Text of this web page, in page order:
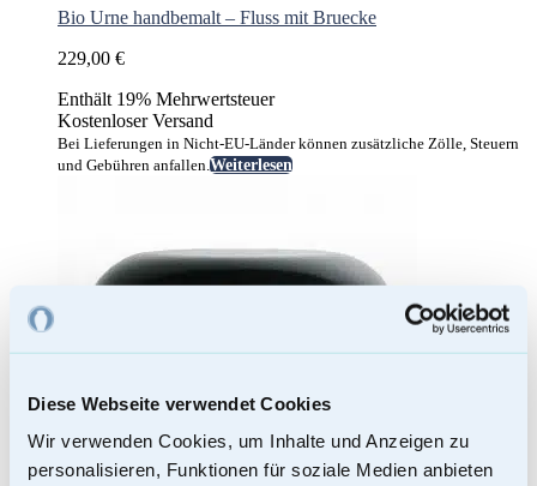
Diese Webseite verwendet Cookies
Wir verwenden Cookies, um Inhalte und Anzeigen zu
personalisieren, Funktionen für soziale Medien anbieten
Bio Urne handbemalt – Fluss mit Bruecke
229,00 €
Enthält 19% Mehrwertsteuer
Kostenloser Versand
Bei Lieferungen in Nicht-EU-Länder können zusätzliche Zölle, Steuern
und Gebühren anfallen.Weiterlesen